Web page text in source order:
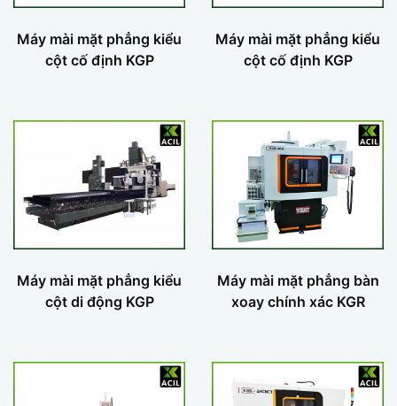
Máy mài mặt phẳng kiểu
cột cố định KGP
Máy mài mặt phẳng kiểu
cột cố định KGP
Máy mài mặt phẳng kiểu
cột di động KGP
Máy mài mặt phẳng bàn
xoay chính xác KGR